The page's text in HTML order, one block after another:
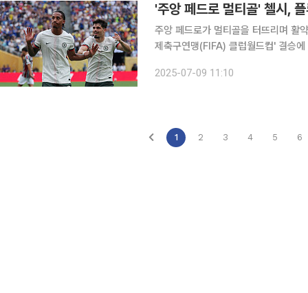
'주앙 페드로 멀티골' 첼시,
주앙 페드로가 멀티골을 터뜨리며 활
제축구연맹(FIFA) 클럽월드컵' 결승
9일 미국 뉴저지주 이스트 러더퍼드
2025-07-09 11:10
1 2 3 4 5 6